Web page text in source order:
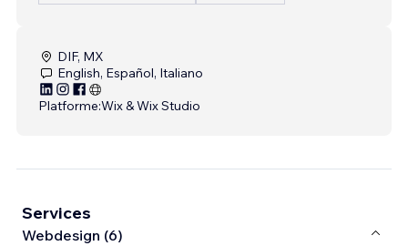
DIF, MX
English, Español, Italiano
Platforme:Wix & Wix Studio
Services
Webdesign (6)